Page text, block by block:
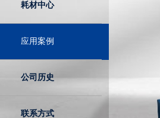
耗材中心
应用案例
公司历史
联系方式